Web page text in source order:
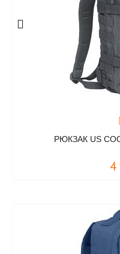
РЮКЗАК US
4